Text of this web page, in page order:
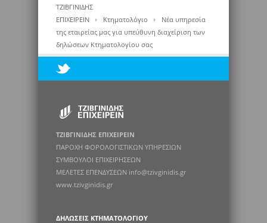
ΤΖΙΒΓΙΝΙΔΗΣ
ΕΠΙΧΕΙΡΕΙΝ
Κτηματολόγιο
Νέα υπηρεσία
της εταιρείας μας για υπεύθυνη διαχείριση των
δηλώσεων Κτηματολογίου σας
ΤΖΙΒΓΙΝΙΔΗΣ ΕΠΙΧΕΙΡΕΙΝ
ΠΑΡΟΧΗ ΦΟΡΟΛΟΓΙΣΤΙΚΩΝ ΥΠΗΡΕΣΙΩΝ
ΣΥΜΒΟΥΛΟΙ ΕΠΙΧΕΙΡΗΣΕΩΝ
ΜΕΛΕΤΕΣ ΕΠΕΝΔΥΣΕΩΝ info@tzivginidis.gr
www.tzivginidis.gr
ΔΗΛΏΣΕΙΣ ΚΤΗΜΑΤΟΛΟΓΊΟΥ